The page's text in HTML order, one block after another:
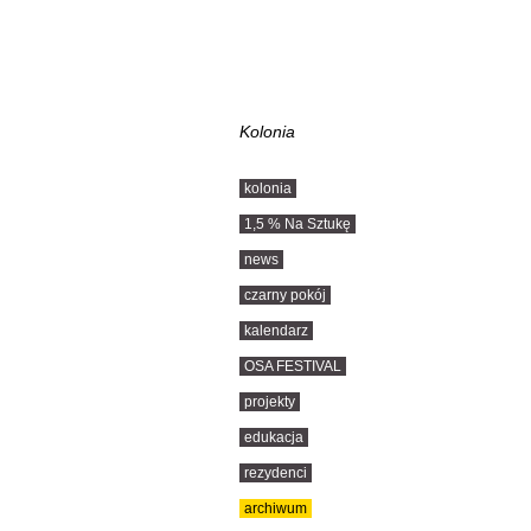
Kolonia
kolonia
1,5 % Na Sztukę
news
czarny pokój
kalendarz
OSA FESTIVAL
projekty
edukacja
rezydenci
archiwum